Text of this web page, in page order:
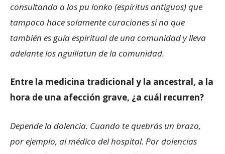
consultando a los pu lonko (espíritus antiguos) que
tampoco hace solamente curaciones si no que
también es guía espiritual de una comunidad y lleva
adelante los nguillatun de la comunidad.
Entre la medicina tradicional y la ancestral, a la
hora de una afección grave, ¿a cuál recurren?
Depende la dolencia. Cuando te quebrás un brazo,
por ejemplo, al médico del hospital. Por dolencias